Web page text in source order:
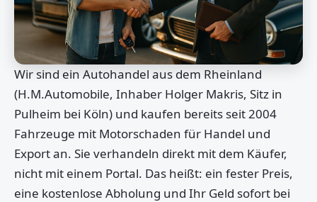
Wir sind ein Autohandel aus dem Rheinland
(H.M.Automobile, Inhaber Holger Makris, Sitz in
Pulheim bei Köln) und kaufen bereits seit 2004
Fahrzeuge mit Motorschaden für Handel und
Export an. Sie verhandeln direkt mit dem Käufer,
nicht mit einem Portal. Das heißt: ein fester Preis,
eine kostenlose Abholung und Ihr Geld sofort bei